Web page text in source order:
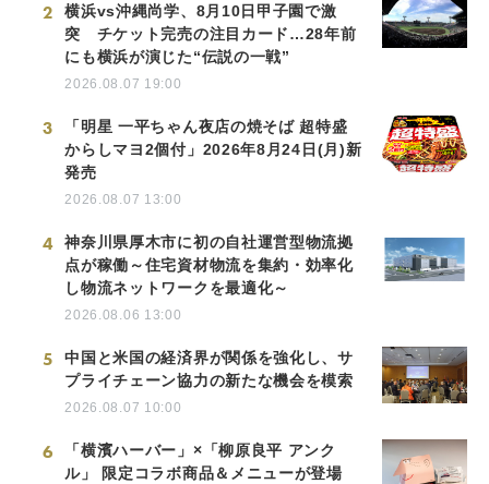
2
横浜vs沖縄尚学、8月10日甲子園で激
突 チケット完売の注目カード…28年前
にも横浜が演じた“伝説の一戦”
2026.08.07 19:00
3
「明星 一平ちゃん夜店の焼そば 超特盛
からしマヨ2個付」2026年8月24日(月)新
発売
2026.08.07 13:00
4
神奈川県厚木市に初の自社運営型物流拠
点が稼働～住宅資材物流を集約・効率化
し物流ネットワークを最適化～
2026.08.06 13:00
5
中国と米国の経済界が関係を強化し、サ
プライチェーン協力の新たな機会を模索
2026.08.07 10:00
6
「横濱ハーバー」×「柳原良平 アンク
ル」 限定コラボ商品＆メニューが登場